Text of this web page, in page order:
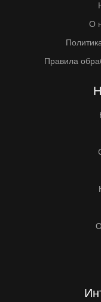
О
Правила